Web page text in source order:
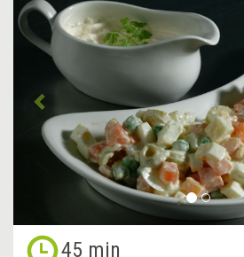
Anterior
45 min